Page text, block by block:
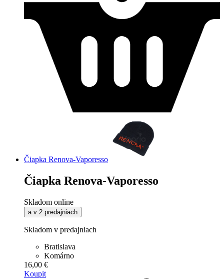
Čiapka Renova-Vaporesso
Čiapka Renova-Vaporesso
Skladom online
a v 2 predajniach
Skladom v predajniach
Bratislava
Komárno
16,00 €
Koupit